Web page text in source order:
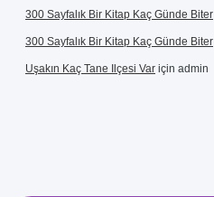
300 Sayfalık Bir Kitap Kaç Günde Biter
300 Sayfalık Bir Kitap Kaç Günde Biter
Uşakın Kaç Tane Ilçesi Var için admin